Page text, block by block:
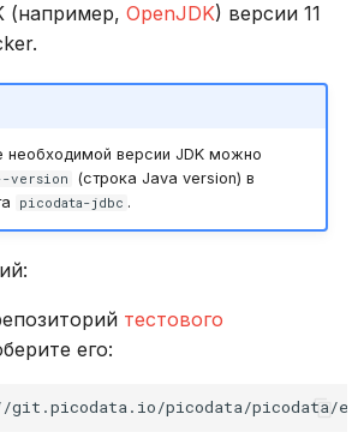
(например, OpenJDK) версии 11
необходимой версии JDK можно
version
(строка Java version) в
picodata-jdbc .
тестового
его: